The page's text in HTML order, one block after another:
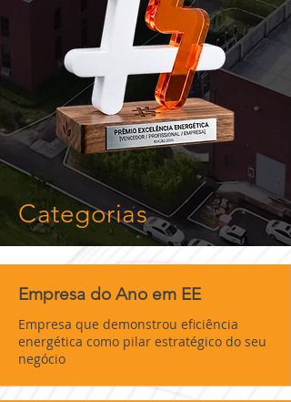
Categorias
Empresa do Ano em EE
Empresa que demonstrou eficiência
energética como pilar estratégico do seu
negócio